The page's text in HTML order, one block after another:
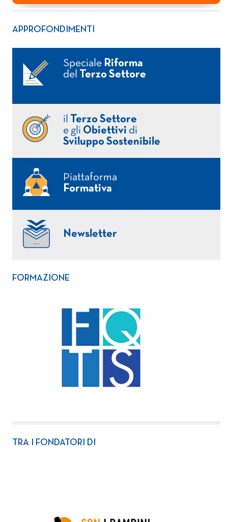
APPROFONDIMENTI
Speciale Riforma
del
Terzo Settore
il
Terzo Settore
e gli Obiettivi di
Sviluppo Sostenibile
Piattaforma
Formativa
Newsletter
FORMAZIONE
TRA I FONDATORI DI